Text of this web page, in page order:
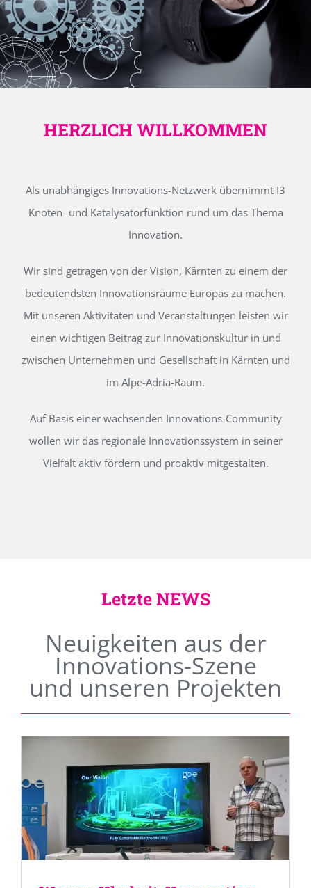
HERZLICH WILLKOMMEN
Als unabhängiges Innovations-Netzwerk übernimmt I3
Knoten- und Katalysatorfunktion rund um das Thema
Innovation.
Wir sind getragen von der Vision, Kärnten zu einem der
bedeutendsten Innovationsräume Europas zu machen.
Mit unseren Aktivitäten und Veranstaltungen leisten wir
einen wichtigen Beitrag zur Innovationskultur in und
zwischen Unternehmen und Gesellschaft in Kärnten und
im Alpe-Adria-Raum.
Auf Basis einer wachsenden Innovations-Community
wollen wir das regionale Innovationssystem in seiner
Vielfalt aktiv fördern und proaktiv mitgestalten.
Letzte NEWS
Neuigkeiten aus der
Innovations-Szene
und unseren Projekten